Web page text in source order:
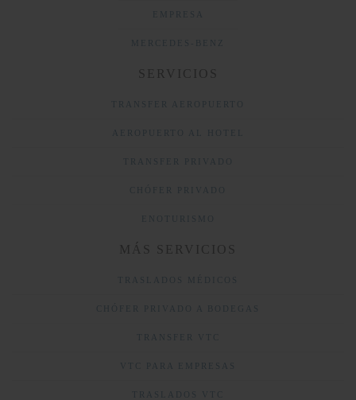
EMPRESA
MERCEDES-BENZ
SERVICIOS
TRANSFER AEROPUERTO
AEROPUERTO AL HOTEL
TRANSFER PRIVADO
CHÓFER PRIVADO
ENOTURISMO
MÁS SERVICIOS
TRASLADOS MÉDICOS
CHÓFER PRIVADO A BODEGAS
TRANSFER VTC
VTC PARA EMPRESAS
TRASLADOS VTC